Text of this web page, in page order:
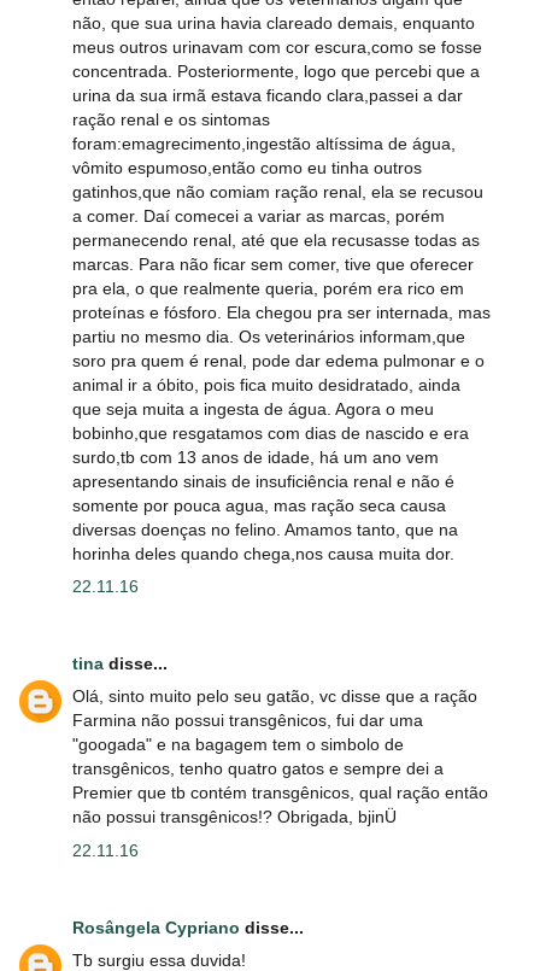
não, que sua urina havia clareado demais, enquanto
meus outros urinavam com cor escura,como se fosse
concentrada. Posteriormente, logo que percebi que a
urina da sua irmã estava ficando clara,passei a dar
ração renal e os sintomas
foram:emagrecimento,ingestão altíssima de água,
vômito espumoso,então como eu tinha outros
gatinhos,que não comiam ração renal, ela se recusou
a comer. Daí comecei a variar as marcas, porém
permanecendo renal, até que ela recusasse todas as
marcas. Para não ficar sem comer, tive que oferecer
pra ela, o que realmente queria, porém era rico em
proteínas e fósforo. Ela chegou pra ser internada, mas
partiu no mesmo dia. Os veterinários informam,que
soro pra quem é renal, pode dar edema pulmonar e o
animal ir a óbito, pois fica muito desidratado, ainda
que seja muita a ingesta de água. Agora o meu
bobinho,que resgatamos com dias de nascido e era
surdo,tb com 13 anos de idade, há um ano vem
apresentando sinais de insuficiência renal e não é
somente por pouca agua, mas ração seca causa
diversas doenças no felino. Amamos tanto, que na
horinha deles quando chega,nos causa muita dor.
22.11.16
tina disse...
Olá, sinto muito pelo seu gatão, vc disse que a ração
Farmina não possui transgênicos, fui dar uma
"googada" e na bagagem tem o simbolo de
transgênicos, tenho quatro gatos e sempre dei a
Premier que tb contém transgênicos, qual ração então
não possui transgênicos!? Obrigada, bjinÜ
22.11.16
Rosângela Cypriano disse...
Tb surgiu essa duvida!